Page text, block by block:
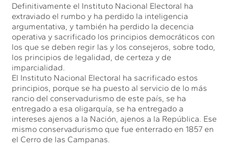
Definitivamente el Instituto Nacional Electoral ha
extraviado el rumbo y ha perdido la inteligencia
argumentativa, y también ha perdido la decencia
operativa y sacrificado los principios democráticos con
los que se deben regir las y los consejeros, sobre todo,
los principios de legalidad, de certeza y de
imparcialidad.
El Instituto Nacional Electoral ha sacrificado estos
principios, porque se ha puesto al servicio de lo más
rancio del conservadurismo de este país, se ha
entregado a esa oligarquía, se ha entregado a
intereses ajenos a la Nación, ajenos a la República. Ese
mismo conservadurismo que fue enterrado en 1857 en
el Cerro de las Campanas.